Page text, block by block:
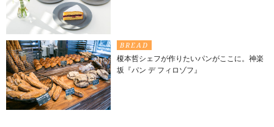
BREAD
榎本哲シェフが作りたいパンがここに。神楽
坂『パン デ フィロゾフ』